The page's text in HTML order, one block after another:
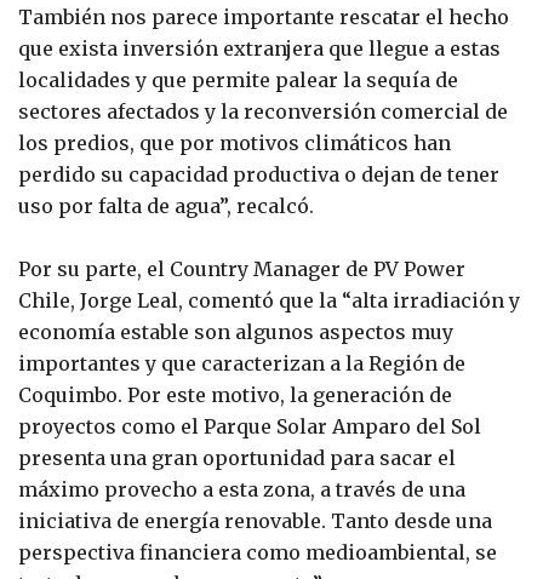
También nos parece importante rescatar el hecho
que exista inversión extranjera que llegue a estas
localidades y que permite palear la sequía de
sectores afectados y la reconversión comercial de
los predios, que por motivos climáticos han
perdido su capacidad productiva o dejan de tener
uso por falta de agua”, recalcó.
Por su parte, el Country Manager de PV Power
Chile, Jorge Leal, comentó que la “alta irradiación y
economía estable son algunos aspectos muy
importantes y que caracterizan a la Región de
Coquimbo. Por este motivo, la generación de
proyectos como el Parque Solar Amparo del Sol
presenta una gran oportunidad para sacar el
máximo provecho a esta zona, a través de una
iniciativa de energía renovable. Tanto desde una
perspectiva financiera como medioambiental, se